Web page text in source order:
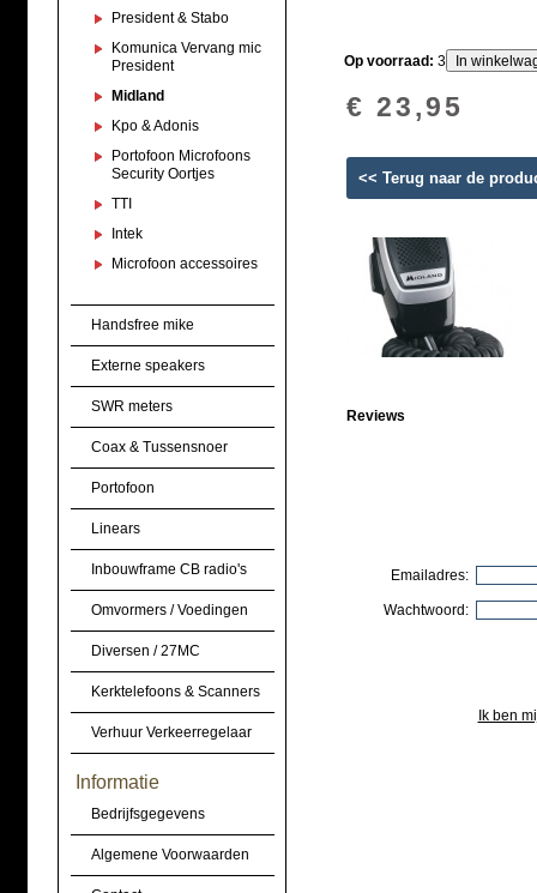
President & Stabo
Komunica Vervang mic
President
Midland
Kpo & Adonis
Portofoon Microfoons
Security Oortjes
TTI
Intek
Microfoon accessoires
Handsfree mike
Externe speakers
SWR meters
Coax & Tussensnoer
Portofoon
Linears
Inbouwframe CB radio's
Omvormers / Voedingen
Diversen / 27MC
Kerktelefoons & Scanners
Verhuur Verkeerregelaar
Informatie
Bedrijfsgegevens
Algemene Voorwaarden
Op voorraad: 3
€ 23,95
<< Terug naar de
Reviews
Emailadres:
Wachtwoord:
Ik ben